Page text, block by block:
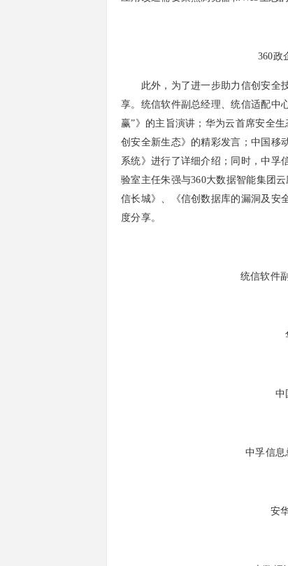
360政
此外，为了进一步助力信创安全技
享。统信软件副总经理、统信适配中
赢”》的主旨演讲；华为云首席安全
创安全新生态》的精彩发言；中国移
系统》进行了详细介绍；同时，中孚
验室主任朱强与360大数据智能集团
信长城》、《信创数据库的漏洞及安
度分享。
统信软件
中
中孚信息
安